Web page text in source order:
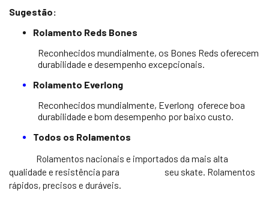
Sugestão:
Rolamento Reds Bones
Reconhecidos mundialmente, os Bones Reds oferecem
durabilidade e desempenho excepcionais.
Rolamento Everlong
Reconhecidos mundialmente, Everlong oferece boa
durabilidade e bom desempenho por baixo custo.
Todos os Rolamentos
Rolamentos nacionais e importados da mais alta
qualidade e resistência para
seu skate. Rolamentos
rápidos, precisos e duráveis.